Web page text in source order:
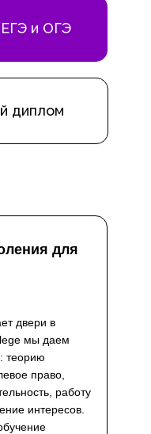
диплом
и ОГЭ
для
двери в
мы даем
теорию
право,
работу
интересов.